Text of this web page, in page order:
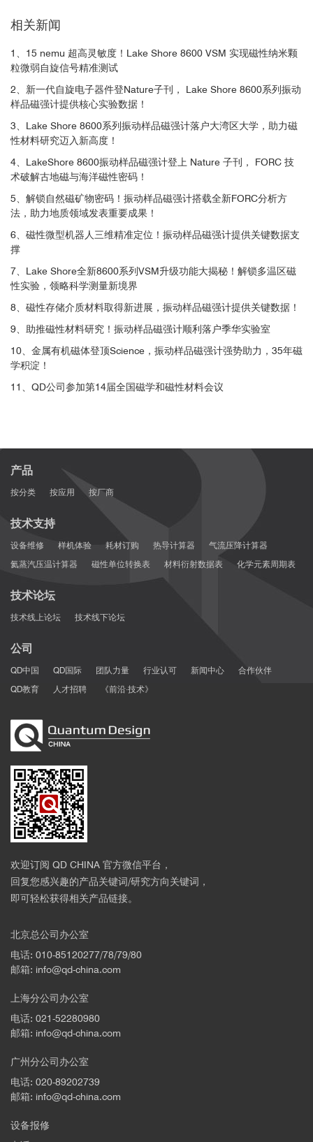
相关新闻
1、15 nemu 超高灵敏度！Lake Shore 8600 VSM 实现磁性纳米颗
粒微弱自旋信号精准测试
2、新一代自旋电子器件登Nature子刊， Lake Shore 8600系列振动
样品磁强计提供核心实验数据！
3、Lake Shore 8600系列振动样品磁强计落户大湾区大学，助力磁
性材料研究迈入新高度！
4、LakeShore 8600振动样品磁强计登上 Nature 子刊， FORC 技
术破解古地磁与海洋磁性密码！
5、解锁自然磁矿物密码！振动样品磁强计搭载全新FORC分析方
法，助力地质领域发表重要成果！
6、磁性微型机器人三维精准定位！振动样品磁强计提供关键数据支
撑
7、Lake Shore全新8600系列VSM升级功能大揭秘！解锁多温区磁
性实验，领略科学测量新境界
8、磁性存储介质材料取得新进展，振动样品磁强计提供关键数据！
9、助推磁性材料研究！振动样品磁强计顺利落户季华实验室
10、金属有机磁体登顶Science，振动样品磁强计强势助力，35年磁
学积淀！
11、QD公司参加第14届全国磁学和磁性材料会议
产品
按分类 按应用 按厂商
技术支持
设备维修 样机体验 耗材订购 热导计算器
气流压降计算器
氦蒸汽压温计算器
磁性单位转换表 材料衍射数据表 化学元素周期表
技术论坛
技术线上论坛 技术线下论坛
公司
QD中国 QD国际 团队力量 行业认可 新闻中心
合作伙伴
QD教育
人才招聘 《前沿·技术》
欢迎订阅 QD CHINA 官方微信平台，
回复您感兴趣的产品关键词/研究方向关键词，
即可轻松获得相关产品链接。
北京总公司办公室
电话: 010-85120277/78/79/80
邮箱: info@qd-china.com
上海分公司办公室
电话: 021-52280980
邮箱: info@qd-china.com
广州分公司办公室
电话: 020-89202739
邮箱: info@qd-china.com
设备报修